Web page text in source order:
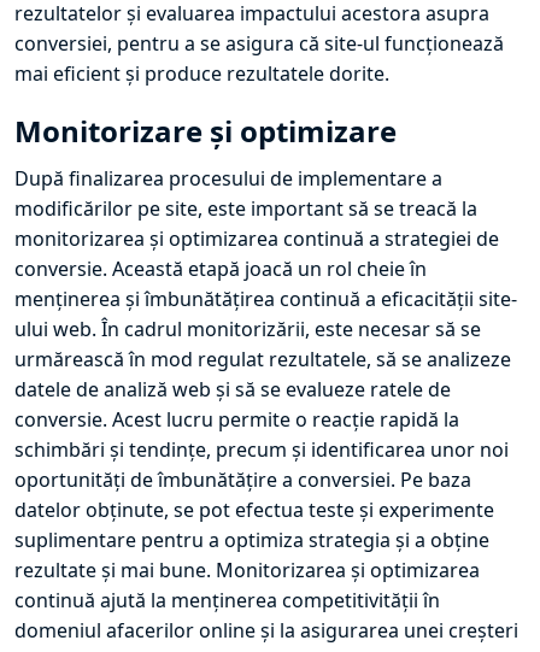
rezultatelor și evaluarea impactului acestora asupra
conversiei, pentru a se asigura că site-ul funcționează
mai eficient și produce rezultatele dorite.
Monitorizare și optimizare
După finalizarea procesului de implementare a
modificărilor pe site, este important să se treacă la
monitorizarea și optimizarea continuă a strategiei de
conversie. Această etapă joacă un rol cheie în
menținerea și îmbunătățirea continuă a eficacității site-
ului web. În cadrul monitorizării, este necesar să se
urmărească în mod regulat rezultatele, să se analizeze
datele de analiză web și să se evalueze ratele de
conversie. Acest lucru permite o reacție rapidă la
schimbări și tendințe, precum și identificarea unor noi
oportunități de îmbunătățire a conversiei. Pe baza
datelor obținute, se pot efectua teste și experimente
suplimentare pentru a optimiza strategia și a obține
rezultate și mai bune. Monitorizarea și optimizarea
continuă ajută la menținerea competitivității în
domeniul afacerilor online și la asigurarea unei creșteri